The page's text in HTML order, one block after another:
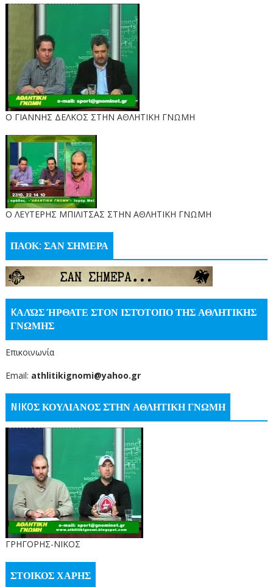
Ο ΓΙΑΝΝΗΣ ΔΕΛΚΟΣ ΣΤΗΝ ΑΘΛΗΤΙΚΗ ΓΝΩΜΗ
O ΛΕΥΤΕΡΗΣ ΜΠΙΛΙΤΣΑΣ ΣΤΗΝ ΑΘΛΗΤΙΚΗ ΓΝΩΜΗ
ΠΑΟΚ: ΣΑΝ ΣΗΜΕΡΑ
KΑΛΏΣ ΉΡΘΑΤΕ ΣΤΟΝ ΙΣΤΌΤΟΠΟ ΤΗΣ ΑΘΛΗΤΙΚΗΣ
ΓΝΩΜΗΣ
Επικοινωνία
Email: athlitikignomi@yahoo.gr
NIKOΣ ΚΟΥΛΙΑΝΟΣ ΣΤΗΝ ΑΘΛΗΤΙΚΗ ΓΝΩΜΗ
ΓΡΗΓΟΡΗΣ-ΝΙΚΟΣ
ΣΤΟΙΚΟΣ ΧΑΡΗΣ